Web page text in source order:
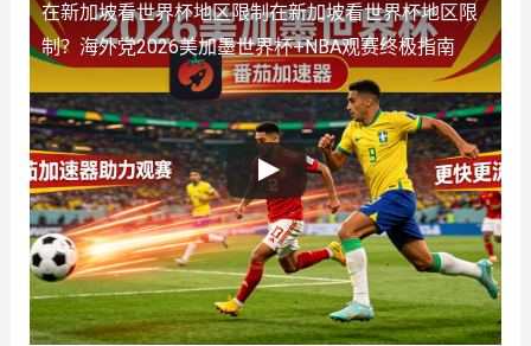
在新加坡看世界杯地区限制在新加坡看世界杯地区限
制？海外党2026美加墨世界杯+NBA观赛终极指南